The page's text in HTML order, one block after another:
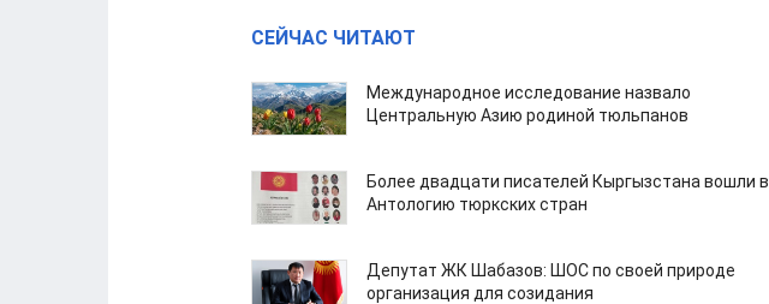
СЕЙЧАС ЧИТАЮТ
Международное исследование назвало
Центральную Азию родиной тюльпанов
Более двадцати писателей Кыргызстана вошли в
Антологию тюркских стран
Депутат ЖК Шабазов: ШОС по своей природе
организация для созидания